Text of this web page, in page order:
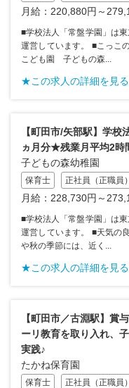
月給：220,880円～
■学校法人「常盤学園」は
運営しています。 ■こっこ
こども園 子どもの森...
★この求人の詳細を見る
【町田市/矢部駅】学
ヵ月分★残業月平均2
子どもの森幼稚園
保育士 正社員（正職員）
月給：228,730円～
■学校法人「常盤学園」は
運営しています。 ■天気の
や秋の季節には、近く...
★この求人の詳細を見る
【町田市／古淵駅】
ーリ教育を取り入れ、
実践♪
たかね保育園
保育士 正社員（正職員）